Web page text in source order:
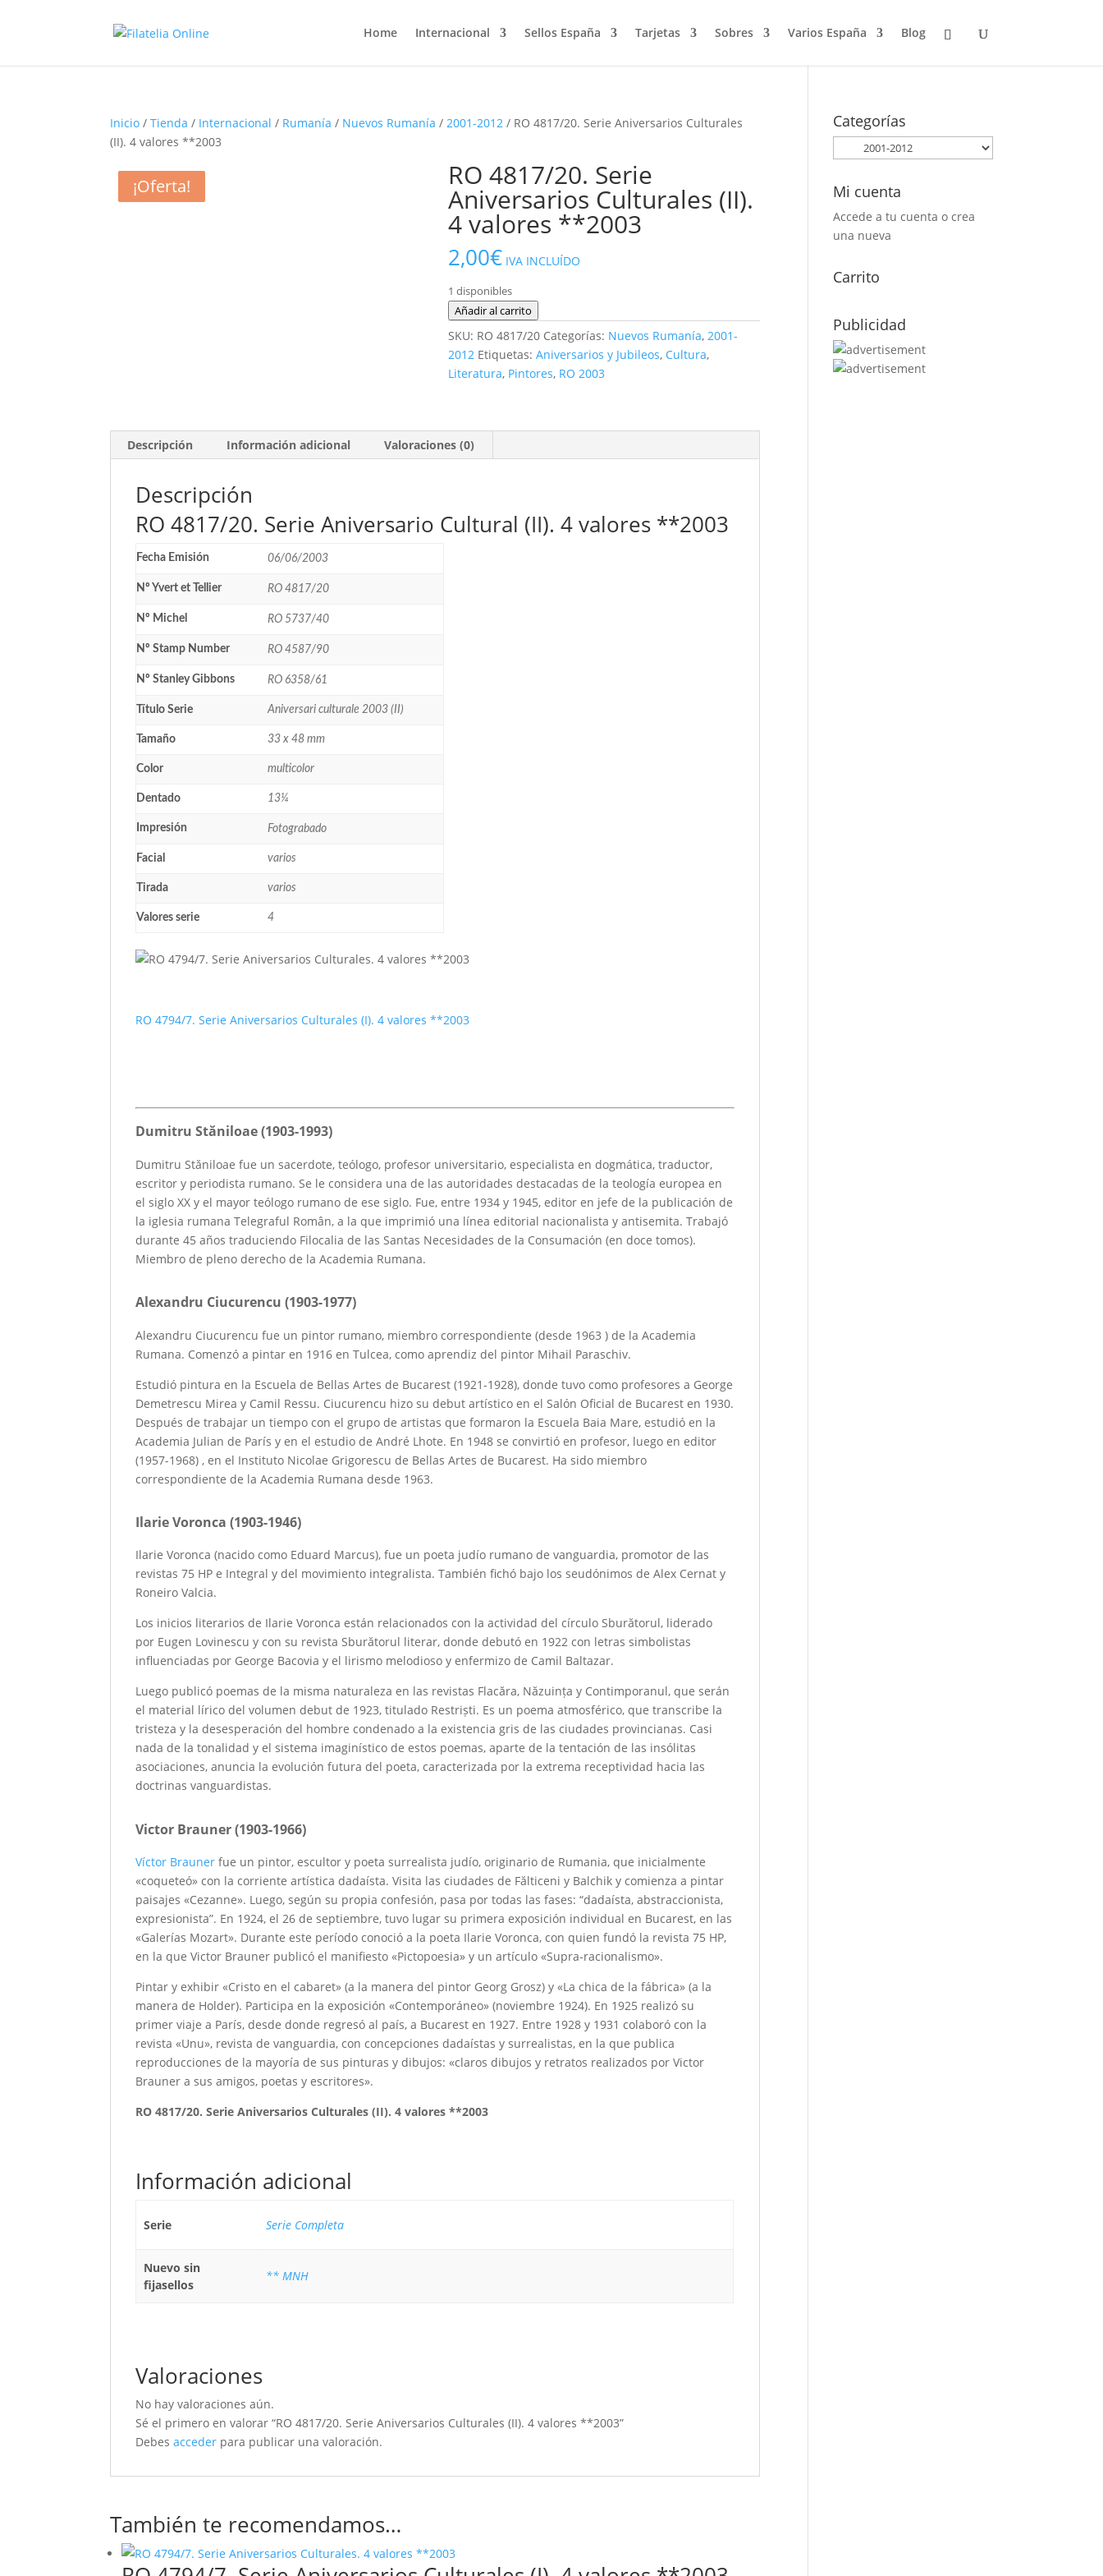
Home Internacional Sellos España Tarjetas Sobres Varios España Blog
Inicio /Tienda / Internacional / Rumanía / Nuevos Rumanía /2001-2012 / RO 4817/20. Serie Aniversarios Culturales
(II). 4 valores **2003
RO 4817/20. Serie
Aniversarios Culturales (II).
4 valores **2003
2,00€ IVA INCLUÍDO
1 disponibles
RO
4817/20.
Serie
Aniversarios
valores
**2003
Añadir al carrito
SKU: RO 4817/20 Categorías: Nuevos Rumanía,2001-
2012 Etiquetas:Aniversarios y Jubileos, Cultura,
Literatura, Pintores, RO 2003
Descripción Información adicional Valoraciones (0)
Descripción
RO 4817/20. Serie Aniversario Cultural (II). 4 valores **2003
Fecha Emisión 06/06/2003
Nº Yvert et Tellier RO 4817/20
Nº Michel RO 5737/40
Nº Stamp Number RO 4587/90
Nº Stanley Gibbons RO 6358/61
Título Serie Aniversari culturale 2003 (II)
Tamaño 33 x 48 mm
Color multicolor
Dentado 13¼
Impresión Fotograbado
Facial varios
Tirada varios
Valores serie 4
RO 4794/7. Serie Aniversarios Culturales (I). 4 valores **2003
Dumitru Stăniloae (1903-1993)
Dumitru Stăniloae fue un sacerdote, teólogo, profesor universitario, especialista en dogmática, traductor,
escritor y periodista rumano. Se le considera una de las autoridades destacadas de la teología europea en
el siglo XX y el mayor teólogo rumano de ese siglo. Fue, entre 1934 y 1945, editor en jefe de la publicación de
la iglesia rumana Telegraful Român, a la que imprimió una línea editorial nacionalista y antisemita. Trabajó
durante 45 años traduciendo Filocalia de las Santas Necesidades de la Consumación (en doce tomos).
Miembro de pleno derecho de la Academia Rumana.
Alexandru Ciucurencu (1903-1977)
Alexandru Ciucurencu fue un pintor rumano, miembro correspondiente (desde 1963 ) de la Academia
Rumana. Comenzó a pintar en 1916 en Tulcea, como aprendiz del pintor Mihail Paraschiv.
Estudió pintura en la Escuela de Bellas Artes de Bucarest (1921-1928), donde tuvo como profesores a George
Demetrescu Mirea y Camil Ressu. Ciucurencu hizo su debut artístico en el Salón Oficial de Bucarest en 1930.
Después de trabajar un tiempo con el grupo de artistas que formaron la Escuela Baia Mare, estudió en la
Academia Julian de París y en el estudio de André Lhote. En 1948 se convirtió en profesor, luego en editor
(1957-1968) , en el Instituto Nicolae Grigorescu de Bellas Artes de Bucarest. Ha sido miembro
correspondiente de la Academia Rumana desde 1963.
Ilarie Voronca (1903-1946)
Ilarie Voronca (nacido como Eduard Marcus), fue un poeta judío rumano de vanguardia, promotor de las
revistas 75 HP e Integral y del movimiento integralista. También fichó bajo los seudónimos de Alex Cernat y
Roneiro Valcia.
Los inicios literarios de Ilarie Voronca están relacionados con la actividad del círculo Sburătorul, liderado
por Eugen Lovinescu y con su revista Sburătorul literar, donde debutó en 1922 con letras simbolistas
influenciadas por George Bacovia y el lirismo melodioso y enfermizo de Camil Baltazar.
Luego publicó poemas de la misma naturaleza en las revistas Flacăra, Năzuința y Contimporanul, que serán
el material lírico del volumen debut de 1923, titulado Restriști. Es un poema atmosférico, que transcribe la
tristeza y la desesperación del hombre condenado a la existencia gris de las ciudades provincianas. Casi
nada de la tonalidad y el sistema imaginístico de estos poemas, aparte de la tentación de las insólitas
asociaciones, anuncia la evolución futura del poeta, caracterizada por la extrema receptividad hacia las
doctrinas vanguardistas.
Victor Brauner (1903-1966)
Víctor Brauner fue un pintor, escultor y poeta surrealista judío, originario de Rumania, que inicialmente
«coqueteó» con la corriente artística dadaísta. Visita las ciudades de Fălticeni y Balchik y comienza a pintar
paisajes «Cezanne». Luego, según su propia confesión, pasa por todas las fases: “dadaísta, abstraccionista,
expresionista”. En 1924, el 26 de septiembre, tuvo lugar su primera exposición individual en Bucarest, en las
«Galerías Mozart». Durante este período conoció a la poeta Ilarie Voronca, con quien fundó la revista 75 HP,
en la que Victor Brauner publicó el manifiesto «Pictopoesia» y un artículo «Supra-racionalismo».
Pintar y exhibir «Cristo en el cabaret» (a la manera del pintor Georg Grosz) y «La chica de la fábrica» ​​(a la
manera de Holder). Participa en la exposición «Contemporáneo» (noviembre 1924). En 1925 realizó su
primer viaje a París, desde donde regresó al país, a Bucarest en 1927. Entre 1928 y 1931 colaboró ​​con la
revista «Unu», revista de vanguardia, con concepciones dadaístas y surrealistas, en la que publica
reproducciones de la mayoría de sus pinturas y dibujos: «claros dibujos y retratos realizados por Victor
Brauner a sus amigos, poetas y escritores».
RO 4817/20. Serie Aniversarios Culturales (II). 4 valores **2003
Información adicional
Serie Serie Completa
Nuevo sin
fijasellos
** MNH
Valoraciones
No hay valoraciones aún.
Sé el primero en valorar “RO 4817/20. Serie Aniversarios Culturales (II). 4 valores **2003”
Debesacceder para publicar una valoración.
También te recomendamos…
¡Oferta!
¡Oferta!
¡Oferta!
Categorías
Mi cuenta
Accede a tu cuenta o crea
una nueva
Carrito
Publicidad